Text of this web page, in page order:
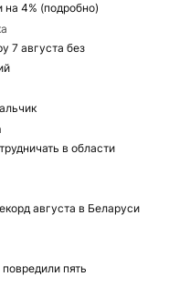
4% (подробно)
7 августа без
в области
августа в Беларуси
пять